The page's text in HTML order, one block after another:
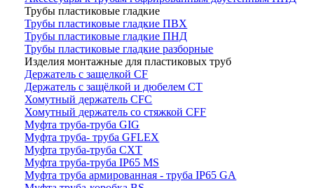
Трубы пластиковые гладкие
Трубы пластиковые гладкие ПВХ
Трубы пластиковые гладкие ПНД
Трубы пластиковые гладкие разборные
Изделия монтажные для пластиковых труб
Держатель с защелкой CF
Держатель с защёлкой и дюбелем CT
Хомутный держатель CFC
Хомутный держатель со стяжкой CFF
Муфта труба-труба GIG
Муфта труба- труба GFLEX
Муфта труба-труба CXT
Муфта труба-труба IP65 MS
Муфта труба армированная - труба IP65 GA